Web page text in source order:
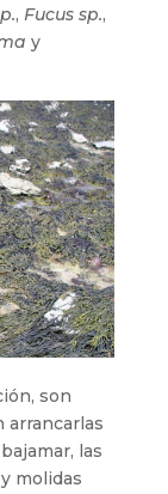
, Fucus sp.,
y
son
arrancarlas
las
molidas